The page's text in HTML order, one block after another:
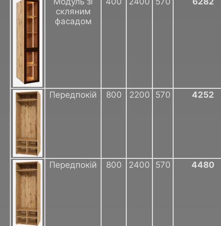
скляним
фасадом
Передпокій 800 2200 570 4252
Передпокій 800 2400 570 4480